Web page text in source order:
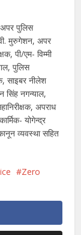
पुलिस
मुरुगेशन, अपर
पी/एम- विम्मी
पुलिस
साइबर नीलेश
सिंह नगन्याल,
अपराध
योगेन्द्र
व्यवस्था सहित
Zero